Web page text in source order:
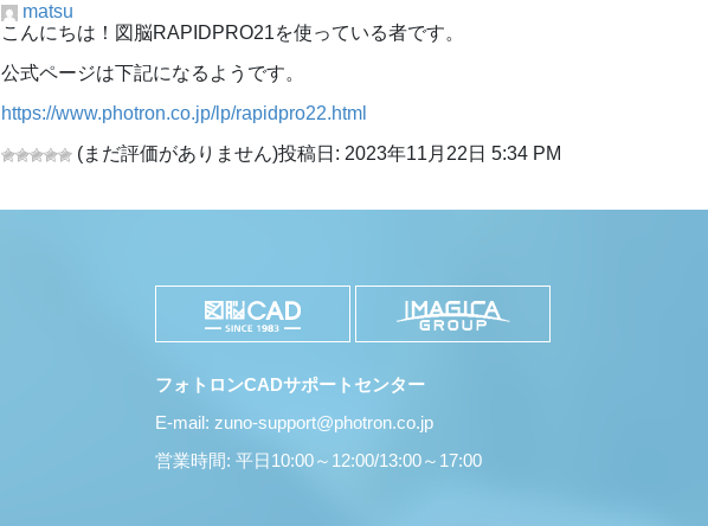
matsu
こんにちは！図脳RAPIDPRO21を使っている者です。
公式ページは下記になるようです。
https://www.photron.co.jp/lp/rapidpro22.html
(まだ評価がありません)投稿日: 2023年11月22日 5:34 PM
フォトロンCADサポートセンター
E-mail: zuno-support@photron.co.jp
営業時間: 平日10:00～12:00/13:00～17:00